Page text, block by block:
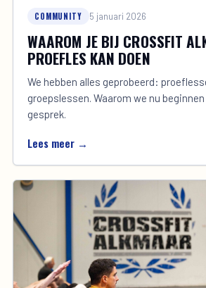
COMMUNITY 5 januari 2026
WAAROM JE BIJ CROSSFIT
PROEFLES KAN DOEN
We hebben alles geprobeerd:
groepslessen. Waarom we nu
gesprek.
Lees meer →